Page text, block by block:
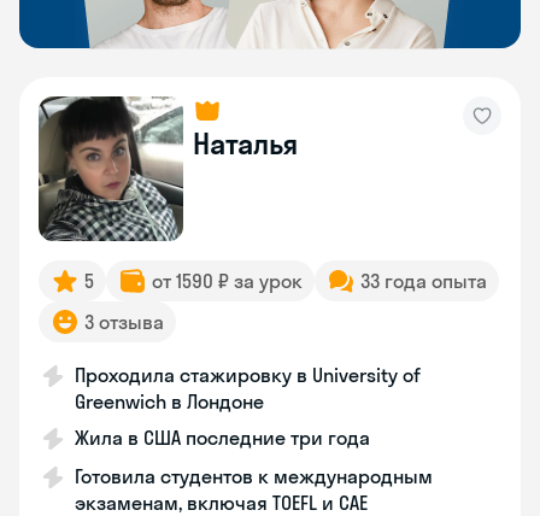
Наталья
5 от 1590 ₽ за урок
33 года опыта
3 отзыва
Проходила стажировку в University of
Greenwich в Лондоне
Жила в США последние три года
Готовила студентов к международным
экзаменам, включая TOEFL и CAE